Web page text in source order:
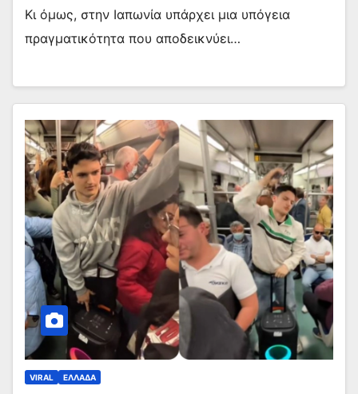
Κι όμως, στην Ιαπωνία υπάρχει μια υπόγεια
πραγματικότητα που αποδεικνύει…
VIRAL ΕΛΛΑΔΑ